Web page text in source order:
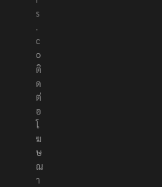
s
.
c
o
ติ
ด
ต่
อ
โ
ฆ
ษ
ณ
า